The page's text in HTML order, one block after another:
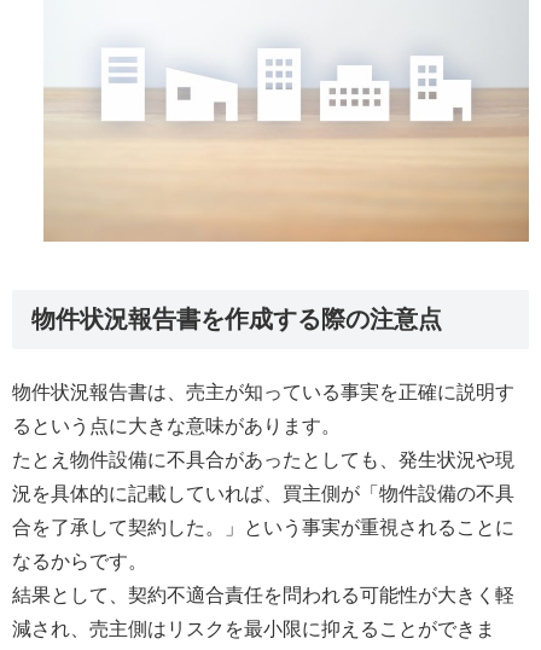
物件状況報告書を作成する際の注意点
物件状況報告書は、売主が知っている事実を正確に説明す
るという点に大きな意味があります。
たとえ物件設備に不具合があったとしても、発生状況や現
況を具体的に記載していれば、買主側が「物件設備の不具
合を了承して契約した。」という事実が重視されることに
なるからです。
結果として、契約不適合責任を問われる可能性が大きく軽
減され、売主側はリスクを最小限に抑えることができま